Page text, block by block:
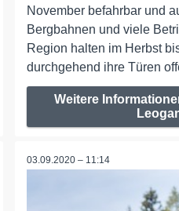
November befahrbar und
Bergbahnen und viele
Region halten im Herbst
durchgehend ihre Türen
Weitere
03.09.2020 – 11:14